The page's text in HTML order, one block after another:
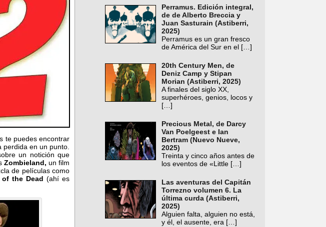
te puedes encontrar
en un punto.
un notición que
Zombieland, un film
de películas como
of the Dead (ahí es
Perramus. Edición integral,
de de Alberto Breccia y
Juan Sasturain (Astiberri,
2025)
Perramus es un gran fresco
de América del Sur en el […]
20th Century Men, de
Deniz Camp y Stipan
Morian (Astiberri, 2025)
A finales del siglo XX,
superhéroes, genios, locos y
[…]
Precious Metal, de Darcy
Van Poelgeest e Ian
Bertram (Nuevo Nueve,
2025)
Treinta y cinco años antes de
los eventos de «Little […]
Las aventuras del Capitán
Torrezno volumen 6. La
última curda (Astiberri,
2025)
Alguien falta, alguien no está,
y él, el ausente, era […]